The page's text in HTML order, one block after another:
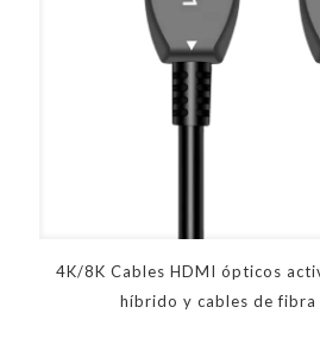
4K/8K Cables HDMI ópticos
híbrido y cables de